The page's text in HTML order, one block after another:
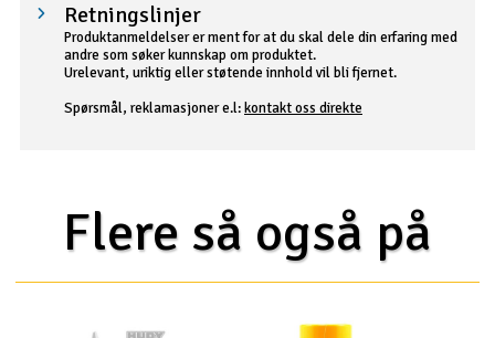
Retningslinjer
Produktanmeldelser er ment for at du skal dele din erfaring med
andre som søker kunnskap om produktet.
Urelevant, uriktig eller støtende innhold vil bli fjernet.
Spørsmål, reklamasjoner e.l: kontakt oss direkte
Flere så også på